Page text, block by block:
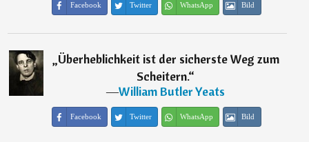
Facebook Twitter WhatsApp Bild
„Überheblichkeit ist der sicherste Weg zum
Scheitern.“
―William Butler Yeats
Facebook Twitter WhatsApp Bild